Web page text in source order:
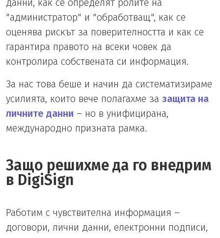
"администратор" и "обработващ", как се
оценява рискът за поверителността и как се
гарантира правото на всеки човек да
контролира собствената си информация.
За нас това беше и начин да систематизираме
усилията, които вече полагахме за защита на
личните данни – но в унифицирана,
международно призната рамка.
Защо решихме да го внедрим
в DigiSign
Работим с чувствителна информация –
договори, лични данни, електронни подписи,